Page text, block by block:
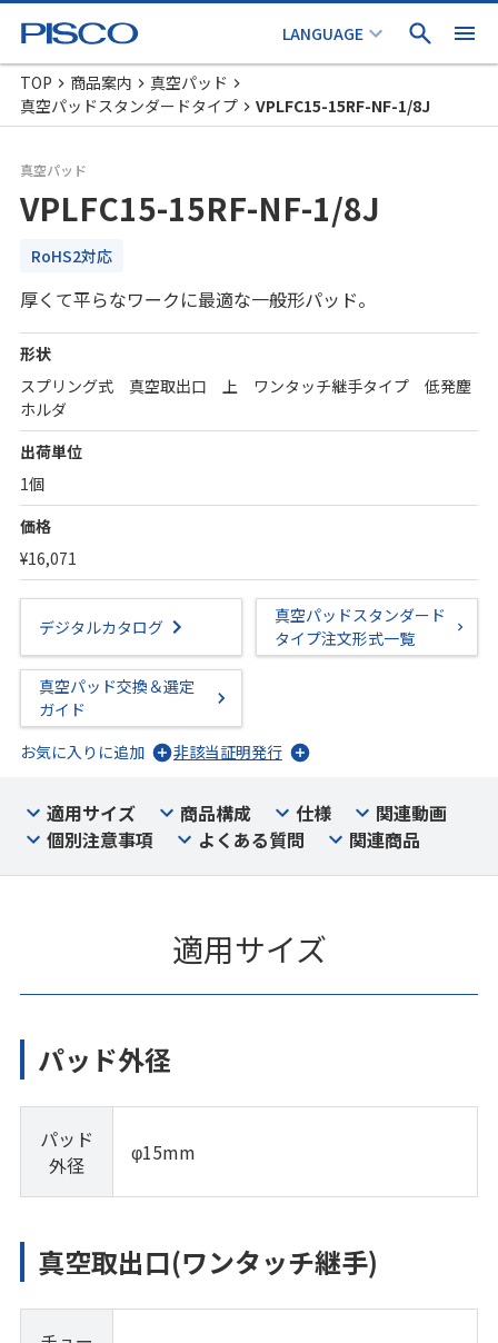
TOP 商品案内
真空パッド
真空パッドスタンダードタイプ
VPLFC15-15RF-NF-1/8J
真空パッド
VPLFC15-15RF-NF-1/8J
RoHS2対応
厚くて平らなワークに最適な一般形パッド。
形状
スプリング式 真空取出口 上 ワンタッチ継手タイプ 低発塵
ホルダ
出荷単位
1個
価格
¥16,071
デジタルカタログ
真空パッドスタンダード
タイプ注文形式一覧
真空パッド交換＆選定
ガイド
お気に入りに追加
非該当証明発行
適用サイズ 商品構成 仕様
関連動画
個別注意事項
よくある質問 関連商品
適用サイズ
パッド外径
パッド
外径
φ15mm
真空取出口(ワンタッチ継手)